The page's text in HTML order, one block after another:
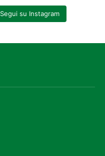
Segui su Instagram